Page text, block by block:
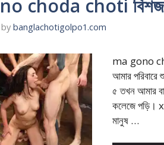
choda choti বিশজন
by banglachotigolpo1.com
ma gono
আমার
৫ তখন আমার
কলেজে পড়ি।
মানুষ …